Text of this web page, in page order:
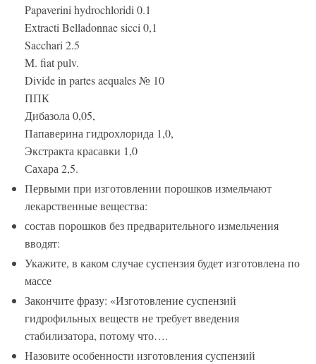
Papaverini hydrochloridi 0.1
Extracti Belladonnae sicci 0,1
Sacchari 2.5
M. fiat pulv.
Divide in partes aequales № 10
ППК
Дибазола 0,05,
Папаверина гидрохлорида 1,0,
Экстракта красавки 1,0
Сахара 2,5.
Первыми при изготовлении порошков измельчают
лекарственные вещества:
состав порошков без предварительного измельчения
вводят:
Укажите, в каком случае суспензия будет изготовлена по
массе
Закончите фразу: «Изготовление суспензий
гидрофильных веществ не требует введения
стабилизатора, потому что….
Назовите особенности изготовления суспензий